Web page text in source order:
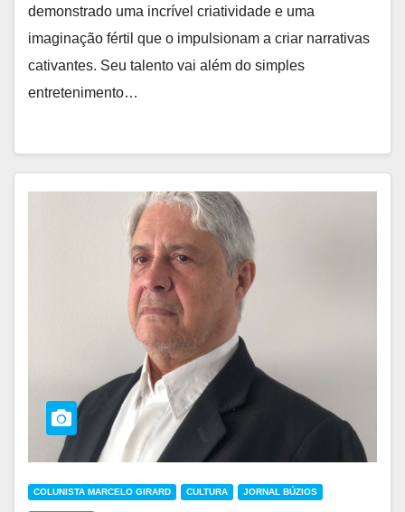
demonstrado uma incrível criatividade e uma
imaginação fértil que o impulsionam a criar narrativas
cativantes. Seu talento vai além do simples
entretenimento…
COLUNISTA MARCELO GIRARD CULTURA JORNAL BÚZIOS